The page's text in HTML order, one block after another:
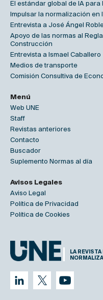
El estándar global de IA
Impulsar la normalización
Entrevista a José Ángel
Apoyo de las normas al
Construcción
Entrevista a Ismael Caballero
Medios de transporte
Comisión Consultiva de
Menú
Web UNE
Staff
Revistas anteriores
Contacto
Buscador
Suplemento Normas al día
Avisos Legales
Aviso Legal
Política de Privacidad
Política de Cookies
LA REVISTA